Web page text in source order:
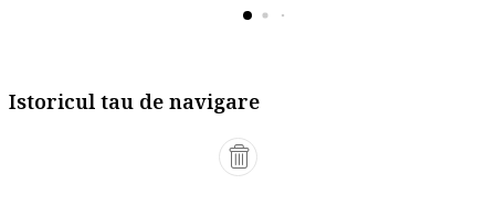
Istoricul tau de navigare